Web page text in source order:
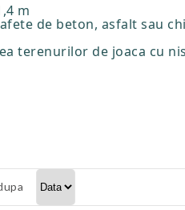
m
de beton, asfalt
terenurilor de joaca cu